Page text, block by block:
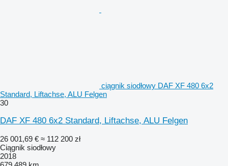
ciągnik siodłowy DAF XF 480 6x2
Standard, Liftachse, ALU Felgen
30
DAF XF 480 6x2 Standard, Liftachse, ALU Felgen
26 001,69 € ≈ 112 200 zł
Ciągnik siodłowy
2018